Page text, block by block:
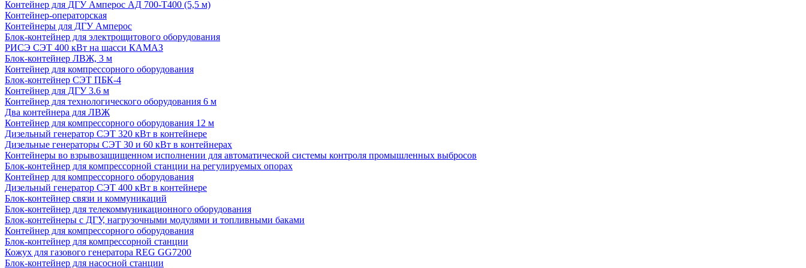
Контейнер для ДГУ Амперос АД 700-Т400 (5,5 м)
Контейнер-операторская
Контейнеры для ДГУ Амперос
Блок-контейнер для электрощитового оборудования
РИСЭ СЭТ 400 кВт на шасси КАМАЗ
Блок-контейнер ЛВЖ, 3 м
Контейнер для компрессорного оборудования
Блок-контейнер СЭТ ПБК-4
Контейнер для ДГУ 3.6 м
Контейнер для технологического оборудования 6 м
Два контейнера для ЛВЖ
Контейнер для компрессорного оборудования 12 м
Дизельный генератор СЭТ 320 кВт в контейнере
Дизельные генераторы СЭТ 30 и 60 кВт в контейнерах
Контейнеры во взрывозащищенном исполнении для автоматической системы контроля промышленных выбросов
Блок-контейнер для компрессорной станции на регулируемых опорах
Контейнер для компрессорного оборудования
Дизельный генератор СЭТ 400 кВт в контейнере
Блок-контейнер связи и коммуникаций
Блок-контейнер для телекоммуникационного оборудования
Блок-контейнеры с ДГУ, нагрузочными модулями и топливными баками
Контейнер для компрессорного оборудования
Блок-контейнер для компрессорной станции
Кожух для газового генератора REG GG7200
Блок-контейнер для насосной станции